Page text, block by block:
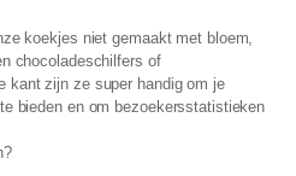
koekjes niet gemaakt met bloem,
chocoladeschilfers of
kant zijn ze super handig om je
bieden en om bezoekersstatistieken
toegankelijkheid